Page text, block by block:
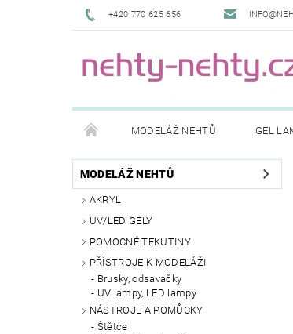
+420 770 625 656
MODELÁŽ NEHTŮ GEL
KONTAKTY DOPRAVA A PLATBY
MODELÁŽ NEHTŮ
AKRYL
UV/LED GELY
POMOCNÉ TEKUTINY
PŘÍSTROJE K MODELÁŽI
Brusky, odsavačky
UV lampy, LED lampy
NÁSTROJE A POMŮCKY
Štětce